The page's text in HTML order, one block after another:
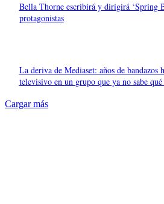
Bella Thorne escribirá y dirigirá ‘Spring
protagonistas
La deriva de Mediaset: años de
televisivo en un grupo que ya no sabe
Cargar más